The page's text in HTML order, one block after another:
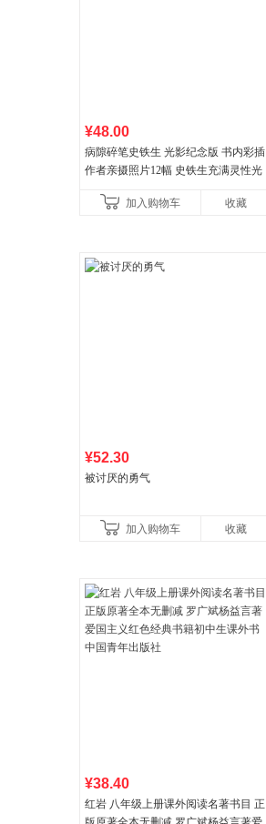
¥48.00
病隙碎笔史铁生 光影纪念版 书内彩插
作者亲摄照片12幅 史铁生充满灵性光
加入购物车
收藏
¥52.30
被讨厌的勇气
加入购物车 收藏
¥38.40
红岩 八年级上册课外阅读名著书目 正